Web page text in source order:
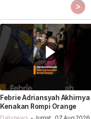
>
Febrie Adriansyah Akhirnya
Kenakan Rompi Orange